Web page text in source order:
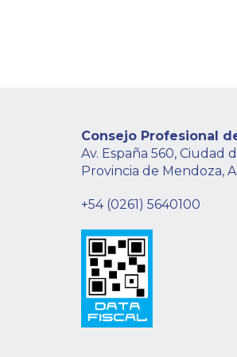
Consejo Profesional
Av. España 560, Ciudad
Provincia de Mendoza,
+54 (0261) 5640100